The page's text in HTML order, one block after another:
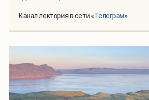
Канал лектория в сети «Телеграм»